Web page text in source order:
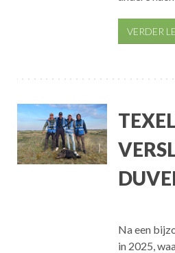
VERDER
Na een
in 2025,